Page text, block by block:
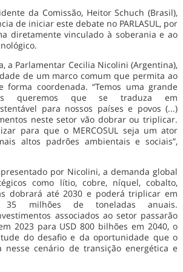
da Comissão, Heitor Schuch (Brasil),
de iniciar este debate no PARLASUL, por
diretamente vinculado à soberania e ao
a Parlamentar Cecilia Nicolini (Argentina),
de um marco comum que permita ao
forma coordenada. “Temos uma grande
queremos que se traduza em
para nossos países e povos (...)
neste setor vão dobrar ou triplicar.
para que o MERCOSUL seja um ator
altos padrões ambientais e sociais”,
por Nicolini, a demanda global
como lítio, cobre, níquel, cobalto,
dobrará até 2030 e poderá triplicar em
35 milhões de toneladas anuais.
associados ao setor passarão
2023 para USD 800 bilhões em 2040, o
do desafio e da oportunidade que o
nesse cenário de transição energética e